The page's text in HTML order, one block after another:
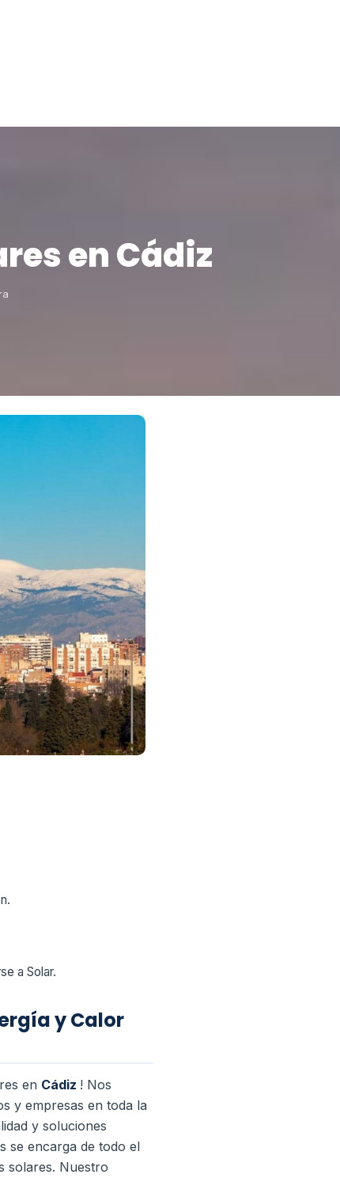
en Cádiz
a Solar.
y Calor
en Cádiz ! Nos
y empresas en toda la
y soluciones
se encarga de todo el
solares. Nuestro